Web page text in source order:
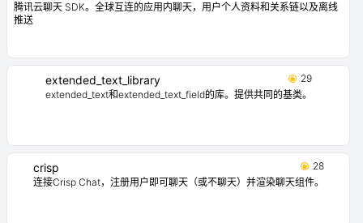
腾讯云聊天 SDK。全球互连的应用内聊天，用户个人资料和关系链以及离线
推送
extended_text_library
29
extended_text和extended_text_field的库。提供共同的基类。
crisp
28
连接Crisp Chat，注册用户即可聊天（或不聊天）并渲染聊天组件。